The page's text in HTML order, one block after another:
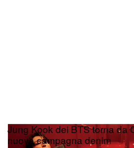
Jung Kook dei BTS torna da
nuova campagna denim